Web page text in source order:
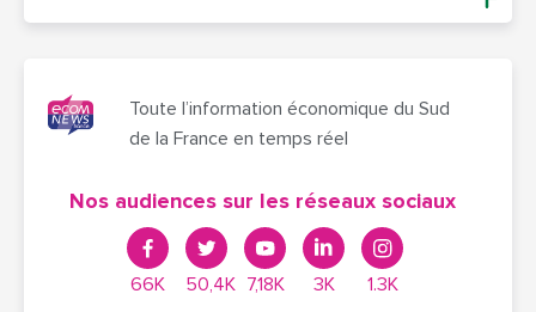
Toute l’information économique du Sud
de la France en temps réel
Nos audiences sur les réseaux sociaux
66K 50,4K 7,18K 3K 1.3K